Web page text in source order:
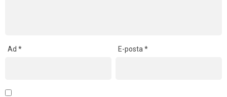
Ad * E-posta*